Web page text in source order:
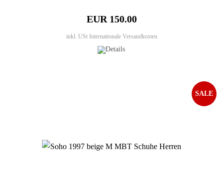
EUR 150.00
inkl. USt Internationale Versandkosten
SALE